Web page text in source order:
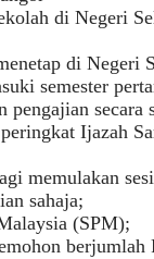
di Negeri
di Negeri
semester
secara
Ijazah
memulakan
sahaja;
(SPM);